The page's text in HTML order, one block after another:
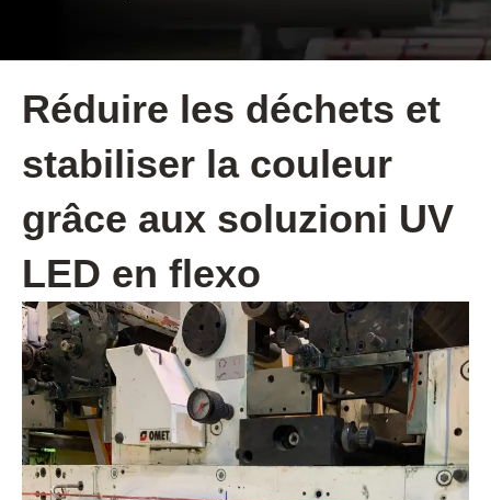
Réduire les déchets et
stabiliser la couleur
grâce aux soluzioni UV
LED en flexo